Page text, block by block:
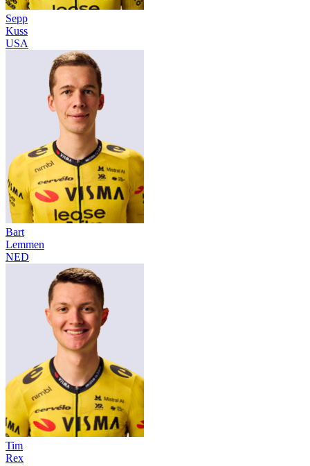
Sepp
Kuss
USA
Bart
Lemmen
NED
Tim
Rex